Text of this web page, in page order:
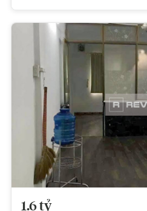
1.6 tỷ